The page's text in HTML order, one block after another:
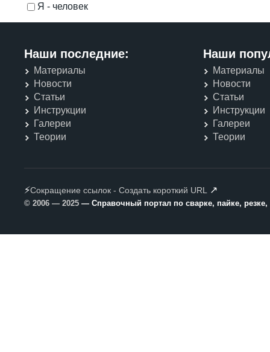
Я - человек
Наши последние:
Материалы
Новости
Статьи
Инструкции
Галереи
Теории
Наши
Материалы
Новости
Статьи
Инструкции
Галереи
Теории
⚡Сокращение ссылок - Создать короткий URL ↗
© 2006 — 2025 — Справочный портал по сварке, пайке,